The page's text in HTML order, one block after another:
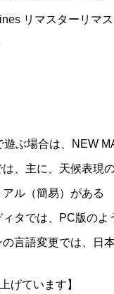
リマスターリマ
遊ぶ場合は、NEW
、主に、天候表現
ル（簡易）がある
ィタでは、PC版の
の言語変更では、日
げています】